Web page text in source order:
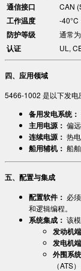
​通信接口​ CAN
​工作温度​ -40°C
​防护等级​ 通常
​认证​ UL,
​四、应用领域​
5466-1002 是以下发电
​备用发电系统：​
​主用电源：​ 偏
​连续电源：​ 热
​船用辅机：​ 船
​五、配置与集成​
​配置软件：​
必
和逻辑编程。
​系统集成：​ 该
发动机
发电机
外围系
（ATS